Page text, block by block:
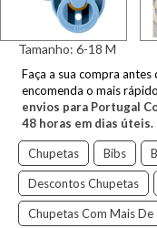
Tamanho: 6-18 M
Faça a sua compra antes
encomenda o mais
envios para Portugal
48 horas em dias úteis.
Chupetas Bibs
Descontos Chupetas
Chupetas Com Mais De